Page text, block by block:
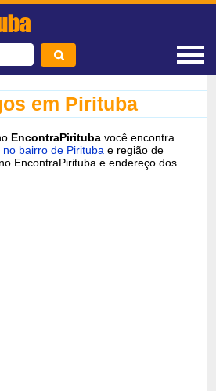
em Pirituba
EncontraPirituba você encontra
bairro de Pirituba e região de
EncontraPirituba e endereço dos